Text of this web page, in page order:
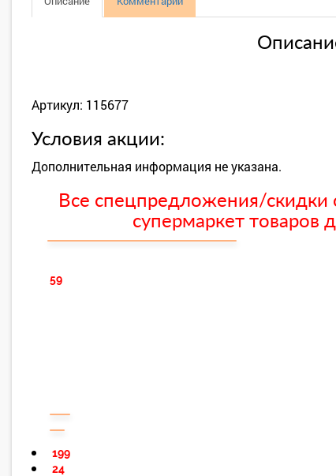
Артикул: 115677
Условия акции:
Дополнительная информация не указана.
Все спецпредложения/скидки
супермаркет товаров
59
199
24